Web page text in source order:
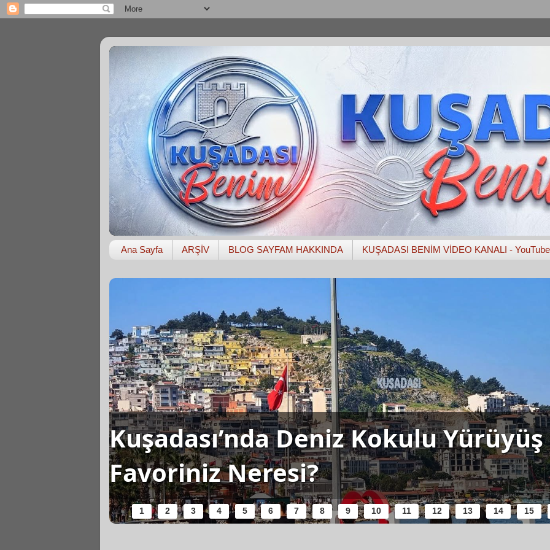
Ana Sayfa ARŞİV BLOG SAYFAM HAKKINDA KUŞADASI BENİM VİDEO KANALI - YouTube
Kuşadası’nda Deniz Kokulu
Favoriniz Neresi?
1 2 3 4 5 6 7 8 9 10 11 12 13 14 15